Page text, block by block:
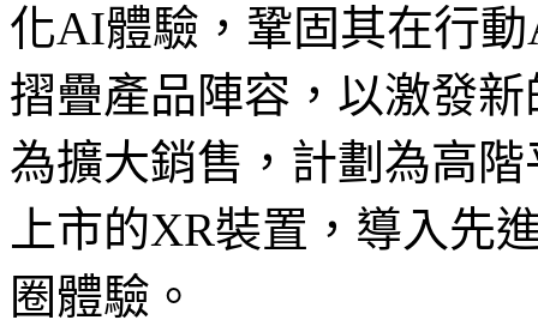
化AI體驗，鞏固其在行
摺疊產品陣容，以激發
為擴大銷售，計劃為高
上市的XR裝置，導入先
圈體驗。